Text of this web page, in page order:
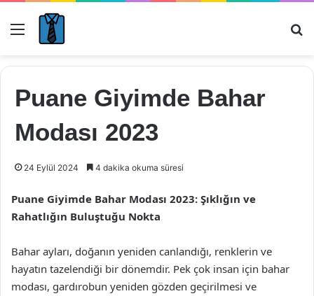
Menü
Puane Giyimde Bahar
Modası 2023
24 Eylül 2024 4 dakika okuma süresi
Puane Giyimde Bahar Modası 2023: Şıklığın ve
Rahatlığın Buluştuğu Nokta
Bahar ayları, doğanın yeniden canlandığı, renklerin ve
hayatın tazelendiği bir dönemdir. Pek çok insan için bahar
modası, gardırobun yeniden gözden geçirilmesi ve